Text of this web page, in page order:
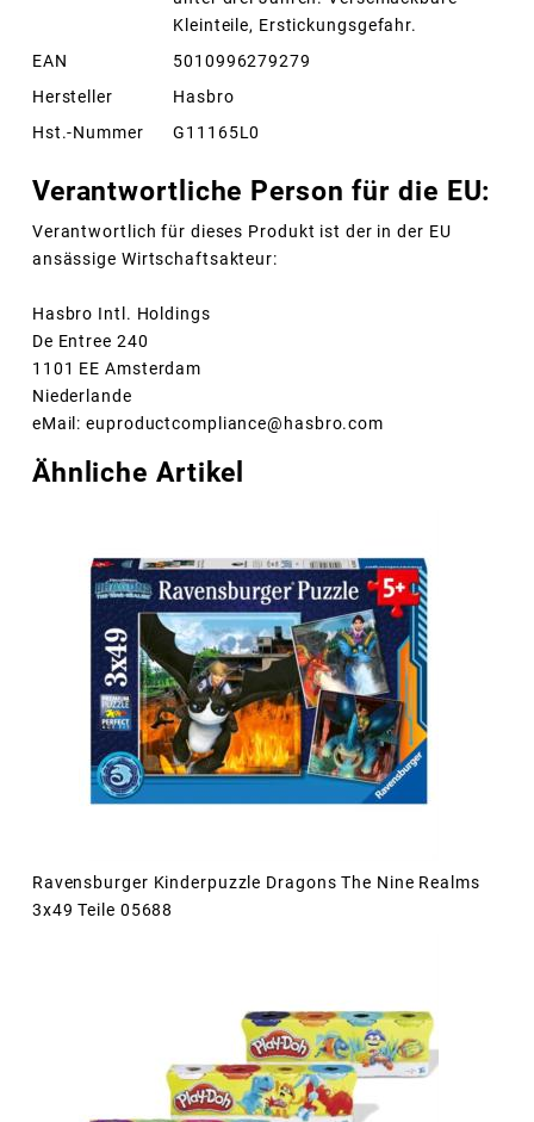
Kleinteile, Erstickungsgefahr.
EAN
5010996279279
Hersteller
Hasbro
Hst.-Nummer
G11165L0
Verantwortliche Person für die EU:
Verantwortlich für dieses Produkt ist der in der EU
ansässige Wirtschaftsakteur:
Hasbro Intl. Holdings
De Entree 240
1101 EE Amsterdam
Niederlande
eMail: euproductcompliance@hasbro.com
Ähnliche Artikel
Ravensburger Kinderpuzzle Dragons The Nine Realms
3x49 Teile 05688